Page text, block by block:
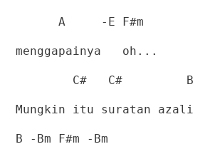
A -E F#m
menggapainya oh...
C# C# B
Mungkin itu suratan azali
B -Bm F#m -Bm